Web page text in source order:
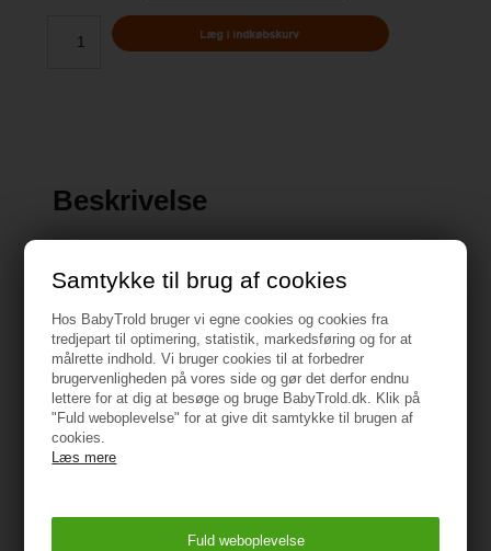
Samtykke til brug af cookies
Hos BabyTrold bruger vi egne cookies og cookies fra
tredjepart til optimering, statistik, markedsføring og for at
målrette indhold. Vi bruger cookies til at forbedrer
brugervenligheden på vores side og gør det derfor endnu
lettere for at dig at besøge og bruge BabyTrold.dk. Klik på
"Fuld weboplevelse" for at give dit samtykke til brugen af
cookies.
Læs mere
Beskrivelse
Specifikationer
Vejledning